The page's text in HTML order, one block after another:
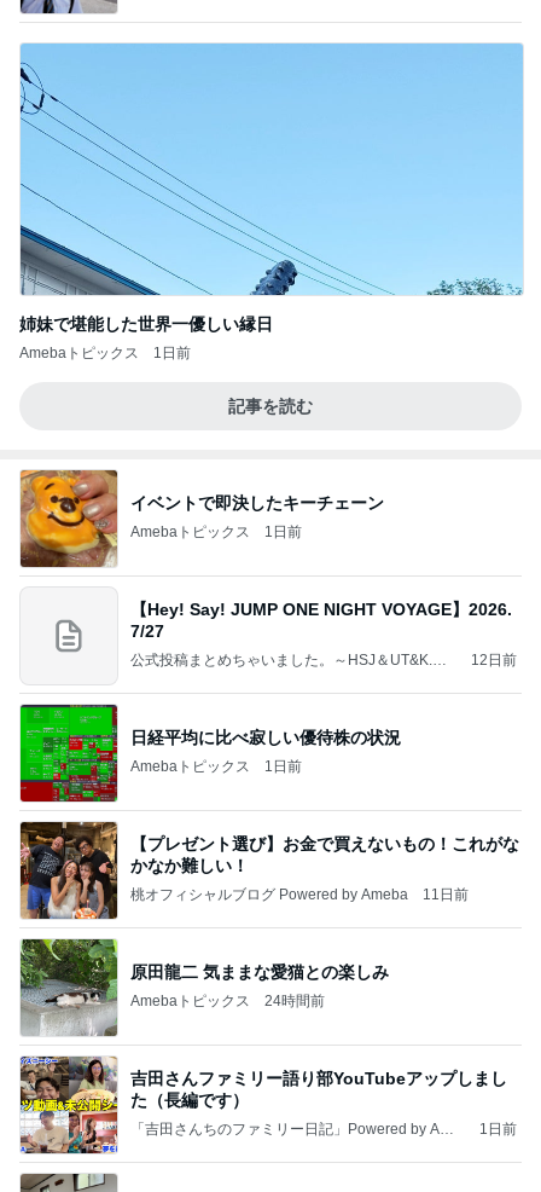
姉妹で堪能した世界一優しい縁日
Amebaトピックス 1日前
記事を読む
イベントで即決したキーチェーン
Amebaトピックス 1日前
【Hey! Say! JUMP ONE NIGHT VOYAGE】2026.
7/27
公式投稿まとめちゃいました。～HSJ＆UT&K.O.
12日前
日経平均に比べ寂しい優待株の状況
Amebaトピックス 1日前
【プレゼント選び】お金で買えないもの！これがな
かなか難しい！
桃オフィシャルブログ Powered by Ameba 11日前
原田龍二 気ままな愛猫との楽しみ
Amebaトピックス 24時間前
吉田さんファミリー語り部YouTubeアップしまし
た（長編です）
「吉田さんちのファミリー日記」Powered by Ame
1日前